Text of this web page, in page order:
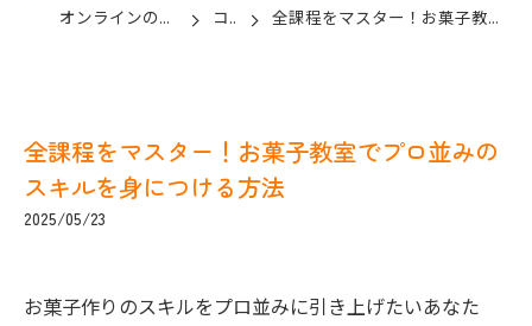
オンラインのお菓子教室ならen-yui コラム 全課程をマスター！お菓子教室でプロ並みのスキルを身につける方法
全課程をマスター！お菓子教室でプロ並みの
スキルを身につける方法
2025/05/23
お菓子作りのスキルをプロ並みに引き上げたいあなた